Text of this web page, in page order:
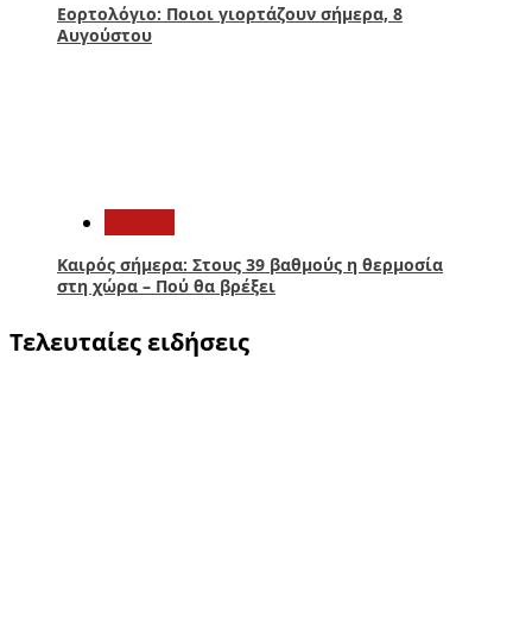
Εορτολόγιο: Ποιοι γιορτάζουν σήμερα, 8
Αυγούστου
Καιρός σήμερα: Στους 39 βαθμούς η θερμοσία
στη χώρα – Πού θα βρέξει
Τελευταίες ειδήσεις